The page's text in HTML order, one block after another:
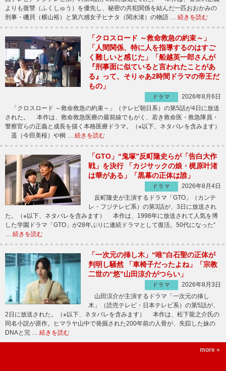
よりも復讐（ふくしゅう）を優先し、秘密の共犯関係を結んだ一匹おおかみの
刑事・磯貝（横山裕）と第六感女子ヒナタ（関水渚）の物語 … 続きを読む
「クロスロード ～救命救急の約束～」
「人間関係、特に人を指導するのはすご
く難しいと感じた」「船越英一郎さんが
『刑事面に似ていると言われたことがあ
る』って、そりゃあ2時間ドラマの帝王だ
もの」
ドラマ
2026年8月6日
「クロスロード ～救命救急の約束～」（テレビ朝日系）の第5話が4日に放送
された。 本作は、救命救急医療の最前線でもがく、若き救命医・救急隊員・
警察官らの正義と成長を描く本格医療ドラマ。（※以下、ネタバレを含みます）
遥（今田美桜）や桐 … 続きを読む
「GTO」“鬼塚”反町隆史らが「告白大作
戦」を決行 「カジサックの娘・梶原叶渚
は華がある」「黒幕の正体は誰」
ドラマ
2026年8月4日
反町隆史が主演するドラマ「GTO」（カンテ
レ・フジテレビ系）の第3話が、3日に放送され
た。（※以下、ネタバレを含みます） 本作は、1998年に放送されて人気を博
した学園ドラマ「GTO」が28年ぶりに連続ドラマとして復活。50代になった“
続きを読む
「一次元の挿し木」“唯”白石聖の正体が
判明し騒然 「車椅子だったよね」「宗教
二世の“悠”山田涼介がつらい」
ドラマ
2026年8月3日
山田涼介が主演するドラマ「一次元の挿し
木」（読売テレビ・日本テレビ系）の第5話が、
2日に放送された。（※以下、ネタバレを含みます） 本作は、松下龍之介氏の
同名小説が原作。ヒマラヤ山中で発掘された200年前の人骨が、失踪した妹の
DNAと完 … 続きを読む
more »